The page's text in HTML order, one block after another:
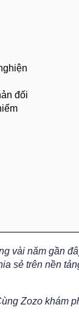
đối
vài năm gần
sẻ trên nền
Zozo khám